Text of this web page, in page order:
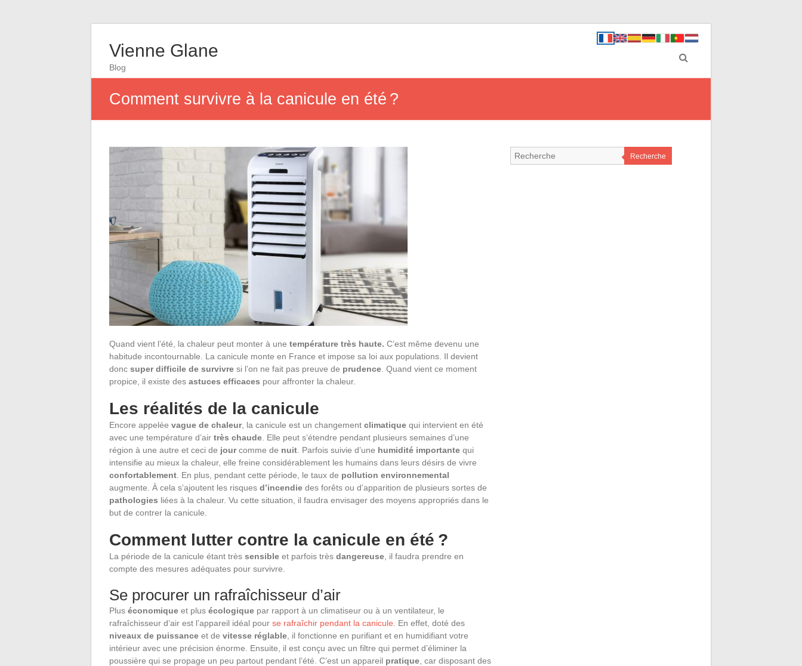
Vienne Glane
Blog
Comment survivre à la canicule en été ?
Quand vient l’été, la chaleur peut monter à une température très haute. C’est même devenu une
habitude incontournable. La canicule monte en France et impose sa loi aux populations. Il devient
donc super difficile de survivre si l’on ne fait pas preuve de prudence . Quand vient ce moment
propice, il existe des astuces efficaces pour affronter la chaleur.
Les réalités de la canicule
Encore appelée vague de chaleur, la canicule est un changement climatique qui intervient en été
avec une température d’air très chaude . Elle peut s’étendre pendant plusieurs semaines d’une
région à une autre et ceci de jourcomme de nuit . Parfois suivie d’une humidité importante qui
intensifie au mieux la chaleur, elle freine considérablement les humains dans leurs désirs de vivre
confortablement . En plus, pendant cette période, le taux de pollution environnemental
augmente. À cela s’ajoutent les risques d’incendie des forêts ou d’apparition de plusieurs sortes de
pathologies liées à la chaleur. Vu cette situation, il faudra envisager des moyens appropriés dans le
but de contrer la canicule.
Comment lutter contre la canicule en été ?
La période de la canicule étant très sensible et parfois très dangereuse , il faudra prendre en
compte des mesures adéquates pour survivre.
Se procurer un rafraîchisseur d’air
Plus économique et plus écologique par rapport à un climatiseur ou à un ventilateur, le
rafraîchisseur d’air est l’appareil idéal pour se rafraîchir pendant la canicule . En effet, doté des
niveaux de puissance et de vitesse réglable , il fonctionne en purifiant et en humidifiant votre
intérieur avec une précision énorme. Ensuite, il est conçu avec un filtre qui permet d’éliminer la
poussière qui se propage un peu partout pendant l’été. C’est un appareil pratique , car disposant des
Recherche